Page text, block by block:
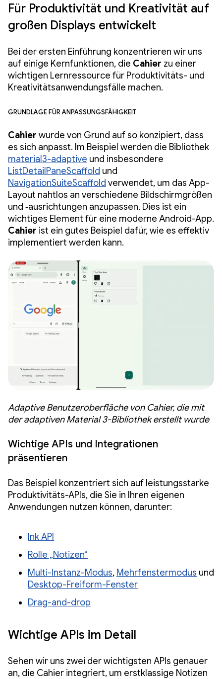
Für Produktivität und Kreativität auf
großen Displays entwickelt
Bei der ersten Einführung konzentrieren wir uns
auf einige Kernfunktionen, die Cahier zu einer
wichtigen Lernressource für Produktivitäts- und
Kreativitätsanwendungsfälle machen.
Grundlage für Anpassungsfähigkeit
Cahier wurde von Grund auf so konzipiert, dass
es sich anpasst. Im Beispiel werden die Bibliothek
material3-adaptive und insbesondere
ListDetailPaneScaffold und
NavigationSuiteScaffold verwendet, um das App-
Layout nahtlos an verschiedene Bildschirmgrößen
und ‑ausrichtungen anzupassen. Dies ist ein
wichtiges Element für eine moderne Android-App.
Cahier ist ein gutes Beispiel dafür, wie es effektiv
implementiert werden kann.
Adaptive Benutzeroberfläche von Cahier, die mit
der adaptiven Material 3-Bibliothek erstellt wurde
Wichtige APIs und Integrationen
präsentieren
Das Beispiel konzentriert sich auf leistungsstarke
Produktivitäts-APIs, die Sie in Ihren eigenen
Anwendungen nutzen können, darunter:
Ink API
Rolle „Notizen“
Multi-Instanz-Modus, Mehrfenstermodus und
Desktop-Freiform-Fenster
Drag-and-drop
Wichtige APIs im Detail
Sehen wir uns zwei der wichtigsten APIs genauer
an, die Cahier integriert, um erstklassige Notizen